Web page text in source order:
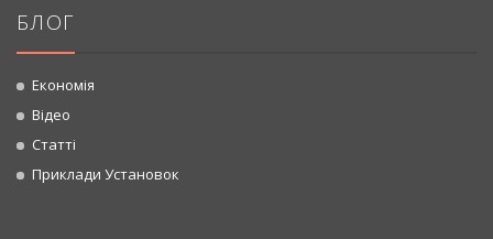
БЛОГ
Економія
Відео
Статті
Приклади Установок